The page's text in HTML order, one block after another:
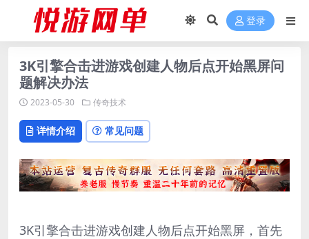
登录
3K引擎合击进游戏创建人物后点开始黑屏问
题解决办法
2023-05-30 传奇技术
详情介绍 常见问题
3K引擎合击进游戏创建人物后点开始黑屏，首先